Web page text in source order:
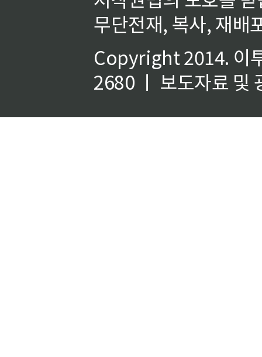
무단전재, 복사, 재배
Copyright 2014. 이
2680 ㅣ 보도자료